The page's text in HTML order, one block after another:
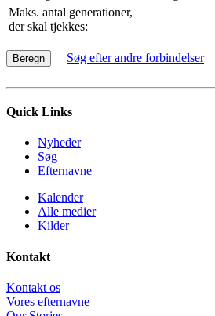
Maks. antal generationer,
der skal tjekkes:
Søg efter andre forbindelser
Quick Links
Nyheder
Søg
Efternavne
Kalender
Alle medier
Kilder
Kontakt
Kontakt os
Vores efternavne